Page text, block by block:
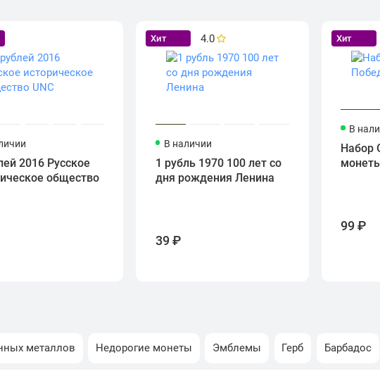
2016 Русское
общество
Хит 4.0
В наличии
1 рубль 1970 100 лет со
дня рождения Ленина
39 ₽
Хит
В
Набор
99 ₽
металлов Недорогие монеты Эмблемы Герб Барбадос